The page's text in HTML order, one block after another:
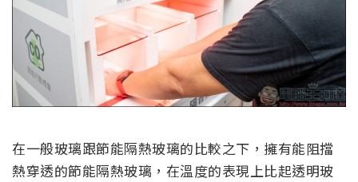
在一般玻璃跟節能隔熱玻璃的比較之下，擁有能阻擋
熱穿透的節能隔熱玻璃，在溫度的表現上比起透明玻